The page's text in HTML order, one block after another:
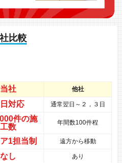
比較
当社 他社
対応 通常翌日～２，３日
件の施
工数
年間数100件程
1担当制 遠方から移動
なし あり